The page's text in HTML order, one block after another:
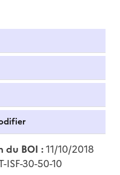
du BOI :11/10/2018
ISF-30-50-10